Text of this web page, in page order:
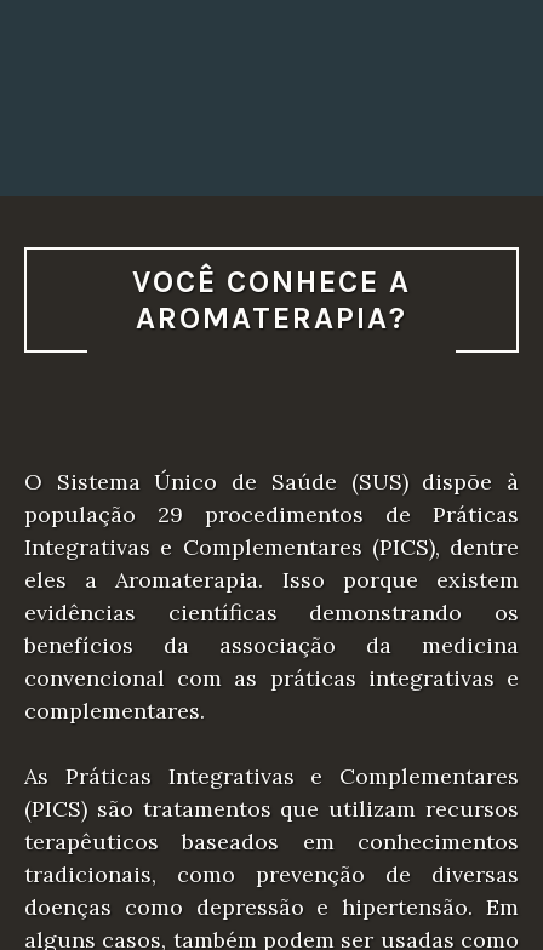
VOCÊ CONHECE A
AROMATERAPIA?
O Sistema Único de Saúde (SUS) dispõe à
população 29 procedimentos de Práticas
Integrativas e Complementares (PICS), dentre
eles a Aromaterapia. Isso porque existem
evidências científicas demonstrando os
benefícios da associação da medicina
convencional com as práticas integrativas e
complementares.
As Práticas Integrativas e Complementares
(PICS) são tratamentos que utilizam recursos
terapêuticos baseados em conhecimentos
tradicionais, como prevenção de diversas
doenças como depressão e hipertensão. Em
alguns casos, também podem ser usadas como